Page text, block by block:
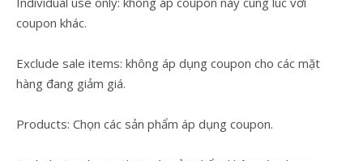
coupon khác.
Exclude sale items: không áp dụng coupon cho các mặt
hàng đang giảm giá.
Products: Chọn các sản phẩm áp dụng coupon.